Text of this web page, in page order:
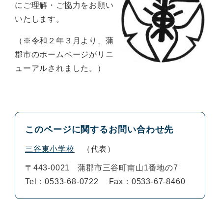
にご理解・ご協力をお願い
いたします。
（※令和２年３月より、蒲
郡市のホームページがリニ
ューアルされました。）
このページに関するお問い合わせ先
三谷東小学校 代表
〒443-0021
蒲郡市三谷町南山1番地の7
Tel：0533-68-0722
Fax：0533-67-8460